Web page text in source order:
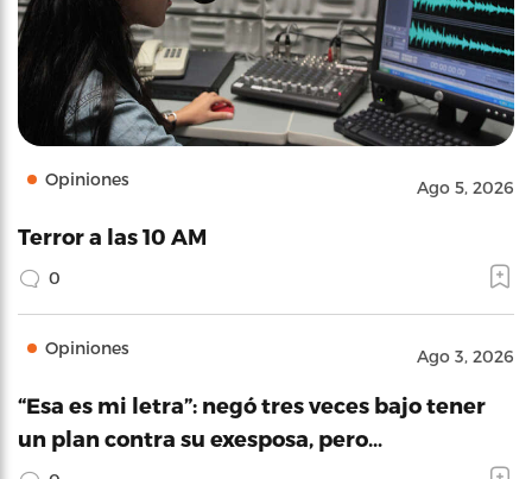
Opiniones Ago 5, 2026
Terror a las 10 AM
0
Opiniones Ago 3, 2026
“Esa es mi letra”: negó tres veces bajo tener
un plan contra su exesposa, pero…